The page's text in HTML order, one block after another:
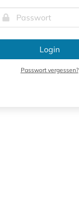
Login
Passwort vergessen?